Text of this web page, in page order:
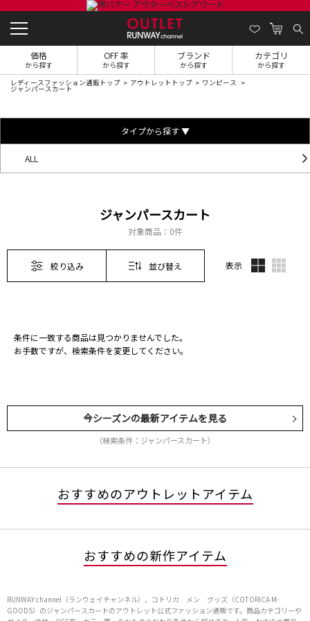
価格
から探す
OFF 率
から探す
ブランド
から探す
カテゴリ
から探す
レディースファッション通販トップ アウトレットトップ ワンピース
ジャンパースカート
タイプから探す ▼
ALL
ジャンパースカート
対象商品： 0件
絞り込み 並び替え 表示
条件に一致する商品は見つかりませんでした。
お手数ですが、検索条件を変更してください。
今シーズンの最新アイテムを見る
（検索条件：ジャンパースカート）
おすすめのアウトレットアイテム
おすすめの新作アイテム
RUNWAY channel（ランウェイチャンネル）、コトリカ メン グッズ（COTORICA M-
GOODS）のジャンパースカートのアウトレット公式ファッション通販です。商品カテゴリーや